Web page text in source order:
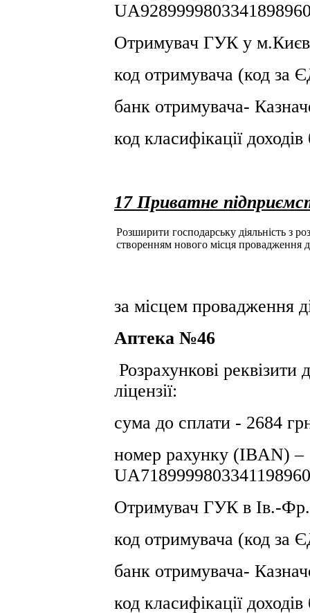
Отримувач ГУК у
код отримувача (код
банк отримувача-
код класифікації
17 Приватне
Розширити господарську діяльність з
створенням нового місця провадження
за місцем провадження
Аптека №46
Розрахункові
ліцензії:
сума до сплати - 2684
номер рахунку (IBAN) –
Отримувач ГУК в Iв.-
код отримувача (код
банк отримувача-
код класифікації